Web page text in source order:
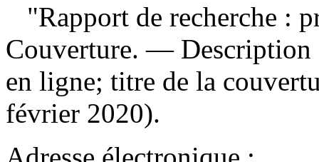
"Rapport de recherche :
Couverture. — Description
en ligne; titre de la
février 2020).